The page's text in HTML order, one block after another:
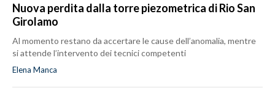
Nuova perdita dalla torre piezometrica di Rio San
Girolamo
Al momento restano da accertare le cause dell’anomalia, mentre
si attende l’intervento dei tecnici competenti
Elena Manca